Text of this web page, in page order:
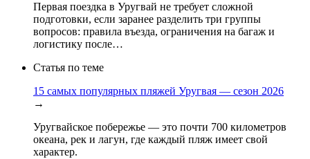
Первая поездка в Уругвай не требует сложной
подготовки, если заранее разделить три группы
вопросов: правила въезда, ограничения на багаж и
логистику после…
Статья по теме
15 самых популярных пляжей Уругвая — сезон 2026
→
Уругвайское побережье — это почти 700 километров
океана, рек и лагун, где каждый пляж имеет свой
характер.